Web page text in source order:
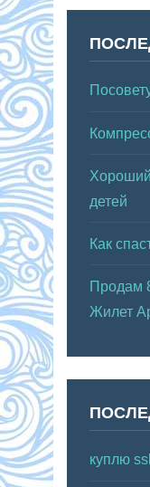
детей
Как
Продам
Жилет
куплю